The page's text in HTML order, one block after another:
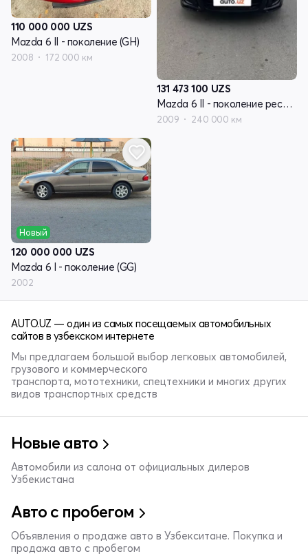
110 000 000 UZS
Mazda 6 II - поколение (GH)
2008 172 000 км
131 473 100 UZS
Mazda 6 II - поколение рестайлинг (GH)
2009 240 000 км
Новый
120 000 000 UZS
Mazda 6 I - поколение (GG)
2002
AUTO.UZ — один из самых посещаемых автомобильных
сайтов в узбекском интернете
Мы предлагаем большой выбор легковых автомобилей,
грузового и коммерческого
транспорта, мототехники, спецтехники и многих других
видов транспортных средств
Новые авто
Автомобили из салона от официальных дилеров
Узбекистана
Авто с пробегом
Объявления о продаже авто в Узбекситане. Покупка и
продажа авто с пробегом